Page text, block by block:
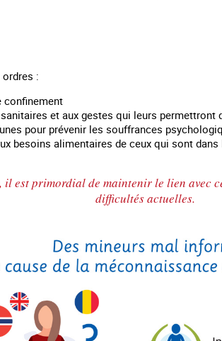
ordres :
confinement
et aux gestes qui leurs permettront
pour prévenir les souffrances
besoins alimentaires de ceux qui sont dans
il est primordial de maintenir le lien avec
difficultés actuelles.